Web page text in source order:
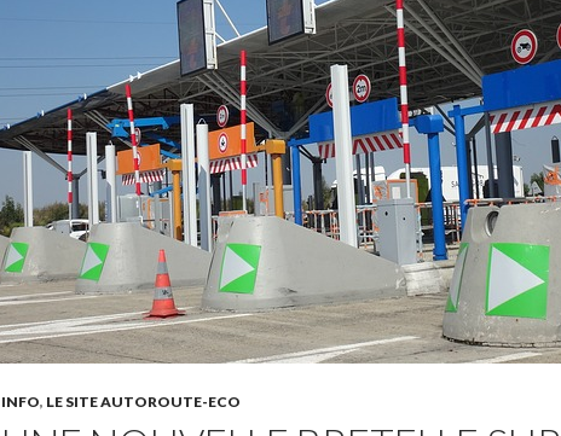
INFO, LE SITE AUTOROUTE-ECO